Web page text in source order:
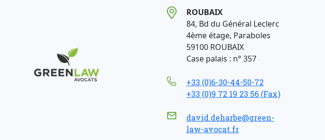
ROUBAIX
84, Bd du Général Leclerc
4ème étage, Paraboles
59100 ROUBAIX
Case palais : n° 357
+33 (0)6-30-44-50-72
+33 (0)9 72 19 23 56 (Fax)
david.deharbe@green-
law-avocat.fr